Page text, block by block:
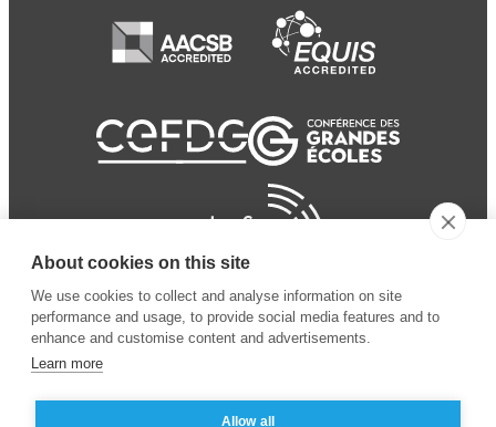
About cookies on this site
We use cookies to collect and analyse information on site
performance and usage, to provide social media features and to
enhance and customise content and advertisements.
Learn more
Allow all